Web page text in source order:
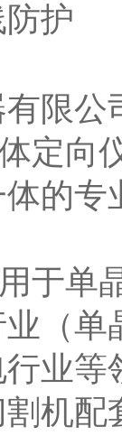
护
限公
定向
的专
于单
（
业等
机